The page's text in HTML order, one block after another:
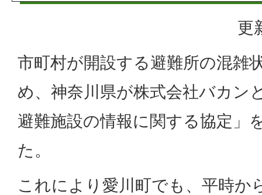
更
市町村が開設する避難所の混雑
め、神奈川県が株式会社バカン
避難施設の情報に関する協定」
た。
これにより愛川町でも、平時か